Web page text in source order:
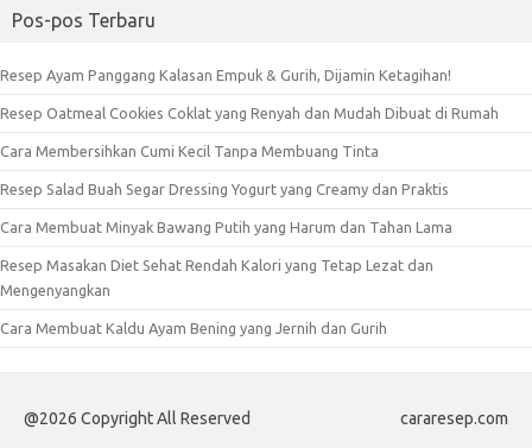
Pos-pos Terbaru
Resep Ayam Panggang Kalasan Empuk & Gurih, Dijamin Ketagihan!
Resep Oatmeal Cookies Coklat yang Renyah dan Mudah Dibuat di Rumah
Cara Membersihkan Cumi Kecil Tanpa Membuang Tinta
Resep Salad Buah Segar Dressing Yogurt yang Creamy dan Praktis
Cara Membuat Minyak Bawang Putih yang Harum dan Tahan Lama
Resep Masakan Diet Sehat Rendah Kalori yang Tetap Lezat dan
Mengenyangkan
Cara Membuat Kaldu Ayam Bening yang Jernih dan Gurih
@2026 Copyright All Reserved cararesep.com